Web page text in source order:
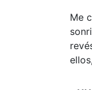
Me